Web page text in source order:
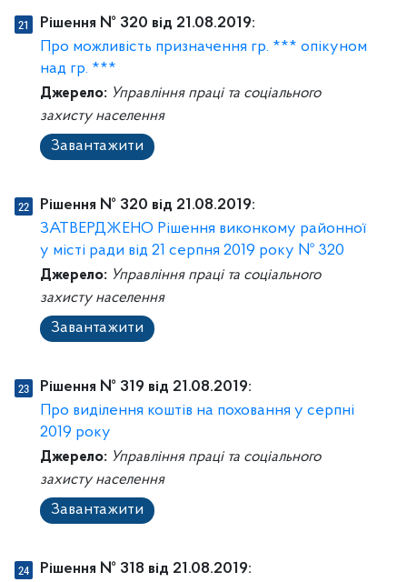
Рішення № 320 від 21.08.2019:
Про можливість призначення гр. *** опікуном
над гр. ***
Джерело: Управління праці та соціального
захисту населення
Завантажити
Рішення № 320 від 21.08.2019:
ЗАТВЕРДЖЕНО Рішення виконкому районної
у місті ради від 21 серпня 2019 року № 320
Джерело: Управління праці та соціального
захисту населення
Завантажити
Рішення № 319 від 21.08.2019:
Про виділення коштів на поховання у серпні
2019 року
Джерело: Управління праці та соціального
захисту населення
Завантажити
Рішення № 318 від 21.08.2019: